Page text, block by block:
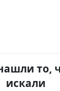
то,
искали